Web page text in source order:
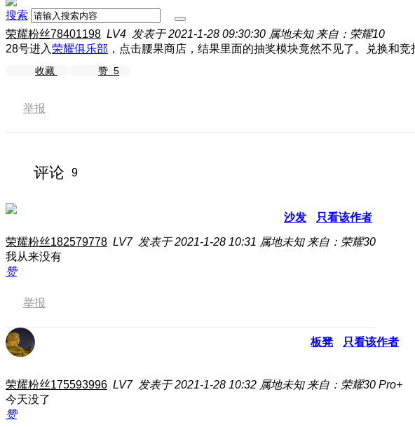
搜索
荣耀粉丝78401198 LV4 发表于 2021-1-28 09:30:30 属地未知 来自：荣耀10
28号进入荣耀俱乐部 ，点击腰果商店，结果里面的抽奖模块竟然不见了。兑换和竞
收藏 赞 5
举报
评论 9
沙发 只看该作者
荣耀粉丝182579778 LV7 发表于 2021-1-28 10:31 属地未知 来自：荣耀30
我从来没有
赞
举报
板凳 只看该作者
荣耀粉丝175593996 LV7 发表于 2021-1-28 10:32 属地未知 来自：荣耀30 Pro+
今天没了
赞